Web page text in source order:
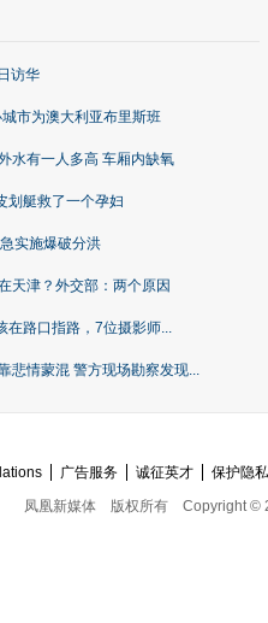
访华
市为澳大利亚布里斯班
水有一人多高 车厢内缺氧
划艇救了一个孕妇
实施爆破分洪
天津？外交部：两个原因
在路口指路，7位摄影师...
悲情蒙混 警方现场勘察发现...
广告服务 诚征英才
保护隐
凤凰新媒体
版权所有 Copyright ©